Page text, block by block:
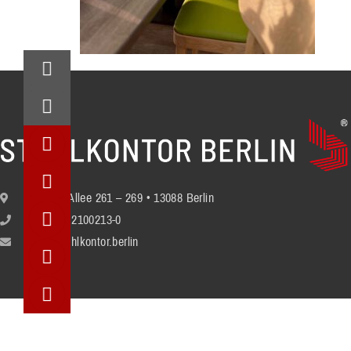
Berliner Allee 261 – 269 • 13088 Berlin
+49 (30) 2100213-0
info@stuhlkontor.berlin